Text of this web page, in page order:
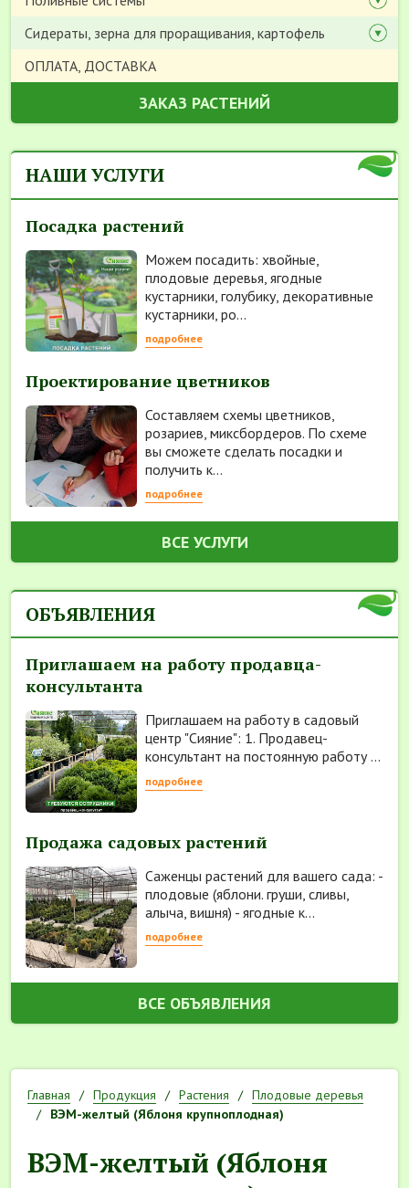
Сидераты, зерна для проращивания, картофель
ОПЛАТА, ДОСТАВКА
ЗАКАЗ РАСТЕНИЙ
НАШИ УСЛУГИ
Посадка растений
Можем посадить: хвойные,
плодовые деревья, ягодные
кустарники, голубику, декоративные
кустарники, ро...
подробнее
Проектирование цветников
Составляем схемы цветников,
розариев, миксбордеров. По схеме
вы сможете сделать посадки и
получить к...
подробнее
ВСЕ УСЛУГИ
ОБЪЯВЛЕНИЯ
Приглашаем на работу продавца-
консультанта
Приглашаем на работу в садовый
центр "Сияние": 1. Продавец-
консультант на постоянную работу ...
подробнее
Продажа садовых растений
Саженцы растений для вашего сада: -
плодовые (яблони. груши, сливы,
алыча, вишня) - ягодные к...
подробнее
ВСЕ ОБЪЯВЛЕНИЯ
Главная Продукция Растения
Плодовые деревья
ВЭМ-желтый (Яблоня крупноплодная)
ВЭМ-желтый (Яблоня